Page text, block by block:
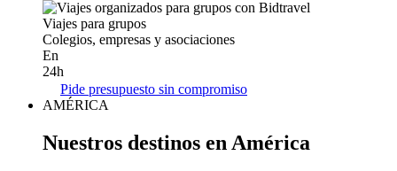
Viajes para grupos
Colegios, empresas y asociaciones
En
24h
Pide presupuesto sin compromiso
AMÉRICA
Nuestros destinos en América